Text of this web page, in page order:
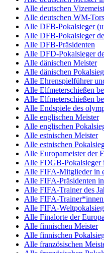
Alle deutschen
Alle deutschen WM-
Alle DFB-Pokalsieger
Alle DFB-Pokalsieger
Alle DFB-Präsidenten
Alle DFD-Pokalsieger
Alle dänischen Meister
Alle dänischen
Alle Ehrenspielführer
Alle Elfmeterschießen
Alle Elfmeterschießen
Alle Endspiele des
Alle englischen Meister
Alle englischen
Alle estnischen Meister
Alle estnischen
Alle Europameister der
Alle FDGB-Pokalsieger
Alle FIFA-Mitglieder in
Alle FIFA-Präsidenten
Alle FIFA-Trainer des
Alle FIFA-Trainer*innen
Alle FIFA-
Alle Finalorte der
Alle finnischen Meister
Alle finnischen
Alle französischen